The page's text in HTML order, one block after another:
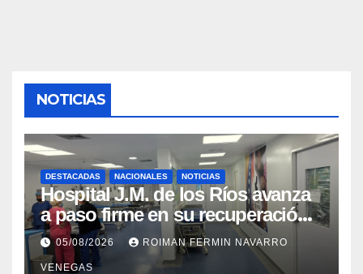
NOTICIAS
DESTACADAS NACIONALES NOTICIAS
Hospital J.M. de los Ríos avanza
a paso firme en su recuperación
tras los recientes eventos
sísmicos
05/08/2026 ROIMAN FERMIN NAVARRO
VENEGAS